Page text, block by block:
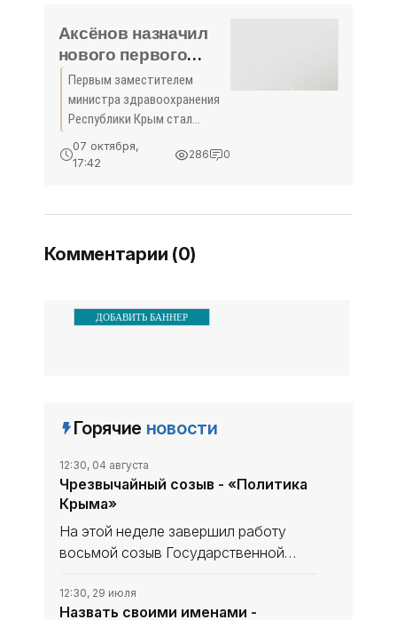
Аксёнов назначил
нового первого
замминистра
здравоохранения
РК - «Политика
Крыма»
Первым заместителем
министра здравоохранения
Республики Крым стал
07 октября,
17:42
286 0
Комментарии (0)
ДОБАВИТЬ БАННЕР
Горячие новости
12:30, 04 августа
Чрезвычайный созыв - «Политика
Крыма»
На этой неделе завершил работу
восьмой созыв Государственной
заключительное пленарное
12:30, 29 июля
Назвать своими именами -